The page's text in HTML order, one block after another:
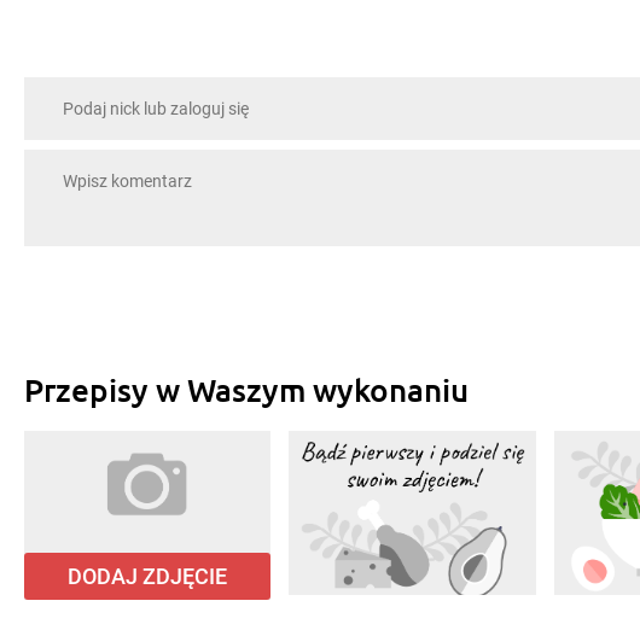
Przepisy w Waszym wykonaniu
DODAJ ZDJĘCIE